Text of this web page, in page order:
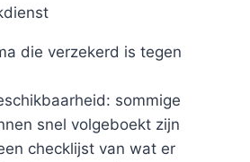
die verzekerd is tegen
sommige
snel volgeboekt zijn
checklijst van wat er